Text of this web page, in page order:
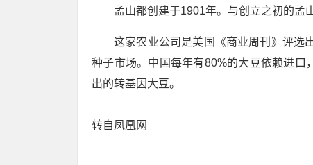
孟山都创建于1901年。与创立之初的孟
这家农业公司是美国《商业周刊》评选
种子市场。中国每年有80%的大豆依赖进口
出的转基因大豆。
转自凤凰网